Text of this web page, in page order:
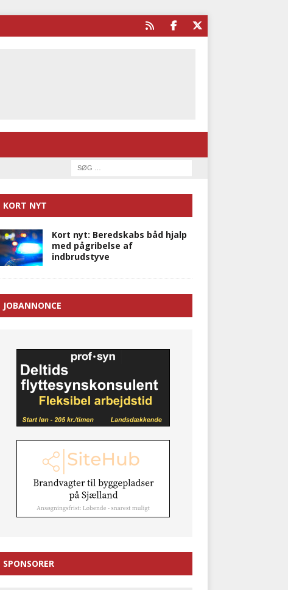
KORT NYT
Kort nyt: Beredskabs båd hjalp
med pågribelse af
indbrudstyve
JOBANNONCE
SPONSORER